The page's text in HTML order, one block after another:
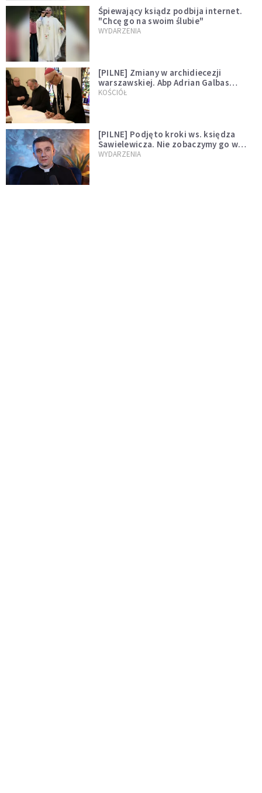
Śpiewający ksiądz podbija internet.
"Chcę go na swoim ślubie"
WYDARZENIA
[PILNE] Zmiany w archidiecezji
warszawskiej. Abp Adrian Galbas
wręczył dekrety nowym proboszczom
KOŚCIÓŁ
[PILNE] Podjęto kroki ws. księdza
Sawielewicza. Nie zobaczymy go w
mediach
WYDARZENIA